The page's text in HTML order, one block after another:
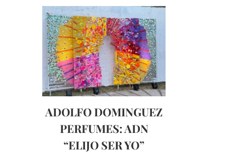
ADOLFO DOMINGUEZ
PERFUMES: ADN
“ELIJO SER YO”